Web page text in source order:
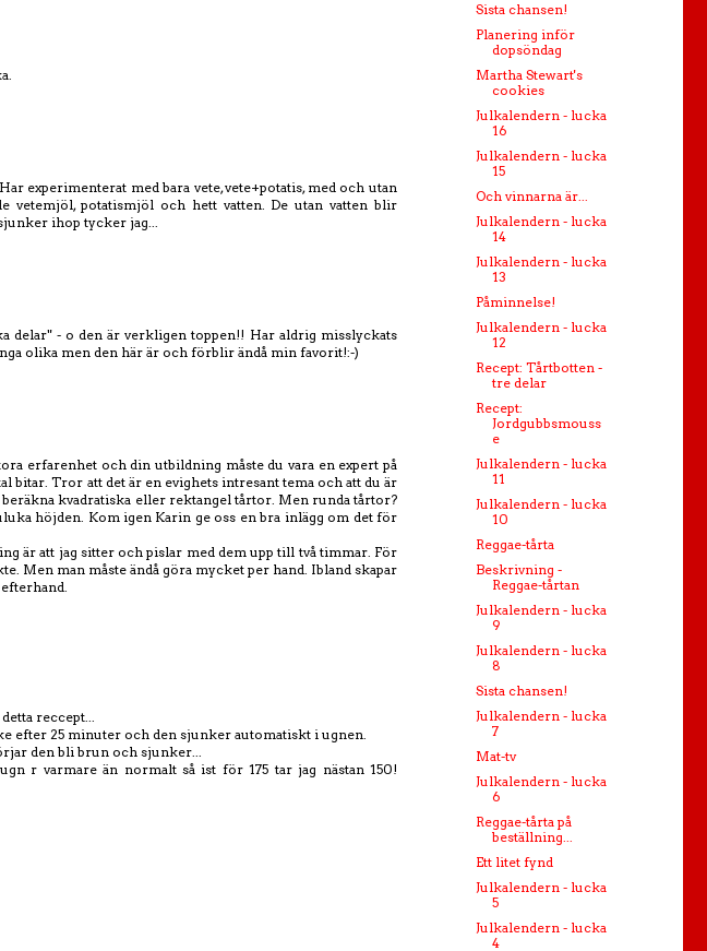
experimenterat med bara vete, vete+potatis, med och utan
vetemjöl, potatismjöl och hett vatten. De utan vatten blir
ihop tycker jag...
delar" - o den är verkligen toppen!! Har aldrig misslyckats
olika men den här är och förblir ändå min favorit!:-)
erfarenhet och din utbildning måste du vara en expert på
bitar. Tror att det är en evighets intresant tema och att du är
beräkna kvadratiska eller rektangel tårtor. Men runda tårtor?
höjden. Kom igen Karin ge oss en bra inlägg om det för
är att jag sitter och pislar med dem upp till två timmar. För
Men man måste ändå göra mycket per hand. Ibland skapar
reccept...
efter 25 minuter och den sjunker automatiskt i ugnen.
den bli brun och sjunker...
r varmare än normalt så ist för 175 tar jag nästan 150!
Sista chansen!
Planering inför
dopsöndag
Martha Stewart's
cookies
Julkalendern - lucka
16
Julkalendern - lucka
15
Och vinnarna är...
Julkalendern - lucka
14
Julkalendern - lucka
13
Påminnelse!
Julkalendern - lucka
12
Recept: Tårtbotten -
tre delar
Recept:
Jordgubbsmouss
e
Julkalendern - lucka
11
Julkalendern - lucka
10
Reggae-tårta
Beskrivning -
Reggae-tårtan
Julkalendern - lucka
9
Julkalendern - lucka
8
Sista chansen!
Julkalendern - lucka
7
Mat-tv
Julkalendern - lucka
6
Reggae-tårta på
beställning...
Ett litet fynd
Julkalendern - lucka
5
Julkalendern - lucka
4